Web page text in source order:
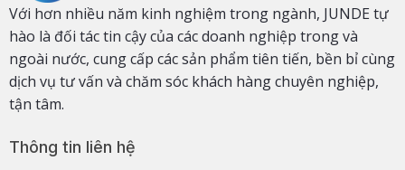
Với hơn nhiều năm kinh nghiệm trong ngành, JUNDE tự
hào là đối tác tin cậy của các doanh nghiệp trong và
ngoài nước, cung cấp các sản phẩm tiên tiến, bền bỉ cùng
dịch vụ tư vấn và chăm sóc khách hàng chuyên nghiệp,
tận tâm.
Thông tin liên hệ